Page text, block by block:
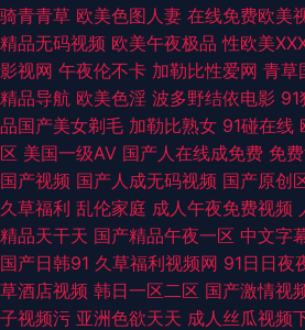
97精品在线 国产豆花AV区 蜜桃福利视频 日本
屏 97操操 超碰免费公开人妻 黄色九一小视频
午夜剧场www 亚洲伊人大香蕉 91探花视频网
综合在线 老湿机午夜无码 欧美性福利影院 中
产 岛国视频在线关看 韩国三A91片 色色资源战
国A一区免费看 韩国性爱大片 久热精品视频在
骑青青草 欧美色图人妻 在线免费欧美
精品无码视频 欧美午夜极品 性欧美
影视网 午夜伦不卡 加勒比性爱网 青草
精品导航 欧美色淫 波多野结依电影 91
品国产美女剃毛 加勒比熟女 91碰在线
区 美国一级AV 国产人在线成免费 免
国产视频 国产人成无码视频 国产原创
久草福利 乱伦家庭 成人午夜免费视频
精品天干天 国产精品午夜一区 中文字
国产日韩91 久草福利视频网 91日日夜
草酒店视频 韩日一区二区 国产激情视
子视频污 亚洲色欲天天 成人丝瓜视频